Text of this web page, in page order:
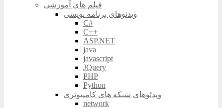
فیلم های آموزشی
ویدئوهای برنامه نویسی
C#
C++
ASP.NET
java
javascript
JQuery
PHP
Python
ویدئوهای شبکه های کامپیوتری
network